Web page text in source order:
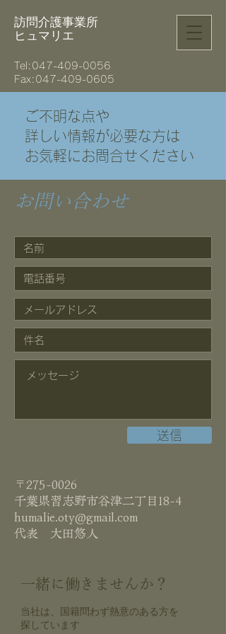
訪問介護事業所
ヒュマリエ
Tel: 047-409-0056
Fax:047-409-0605
ご不明な点や
詳しい情報が必要な方は
お気軽にお問合せください
お問い合わせ
送信
〒275-0026
千葉県習志野市谷津二丁目18-4
humalie.oty@gmail.com
​代表 大田悠人
一緒に働きませんか？
当社は、国籍問わず熱意のある方を
探しています